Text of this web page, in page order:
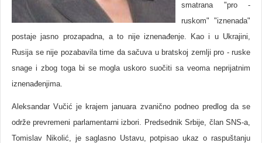
smatrana "pro -
ruskom" "iznenada"
postaje jasno prozapadna, a to nije iznenađenje. Kao i u Ukrajini,
Rusija se nije pozabavila time da sačuva u bratskoj zemlji pro - ruske
snage i zbog toga bi se mogla uskoro suočiti sa veoma neprijatnim
iznenađenjima.
Aleksandar Vučić je krajem januara zvanično podneo predlog da se
održe prevremeni parlamentarni izbori. Predsednik Srbije, član SNS-a,
Tomislav Nikolić, je saglasno Ustavu, potpisao ukaz o raspuštanju